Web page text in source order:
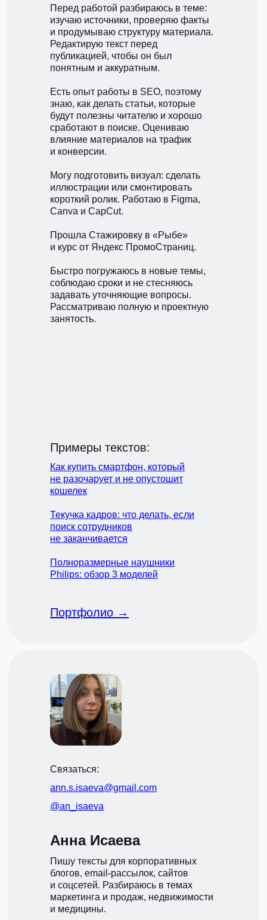
Перед работой разбираюсь в теме:
изучаю источники, проверяю факты
и продумываю структуру материала.
Редактирую текст перед
публикацией, чтобы он был
понятным и аккуратным.
Есть опыт работы в SEO, поэтому
знаю, как делать статьи, которые
будут полезны читателю и хорошо
сработают в поиске. Оцениваю
влияние материалов на трафик
и конверсии.
Могу подготовить визуал: сделать
иллюстрации или смонтировать
короткий ролик. Работаю в Figma,
Canva и CapCut.
Прошла Стажировку в «Рыбе»
и курс от Яндекс ПромоСтраниц.
Быстро погружаюсь в новые темы,
соблюдаю сроки и не стесняюсь
задавать уточняющие вопросы.
Рассматриваю полную и проектную
занятость.
Примеры текстов:
Как купить смартфон, который
не разочарует и не опустошит
кошелек
Текучка кадров: что делать, если
поиск сотрудников
не заканчивается
Полноразмерные наушники
Philips: обзор 3 моделей
Портфолио →
Анна Исаева
Пишу тексты для корпоративных
блогов, email-рассылок, сайтов
и соцсетей. Разбираюсь в темах
маркетинга и продаж, недвижимости
и медицины.
Связаться:
@an_isaeva
ann.s.isaeva@gmail.com